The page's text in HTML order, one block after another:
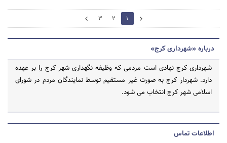
0
1
2
3
2
درباره «شهرداری کرج»
شهرداری کرج نهادی است مردمی که وظیفه نگهداری شهر کرج را بر عهده
دارد. شهردار کرج به صورت غیر مستقیم توسط نمایندگان مردم در شورای
اسلامی شهر کرج انتخاب می شود.
اطلاعات تماس